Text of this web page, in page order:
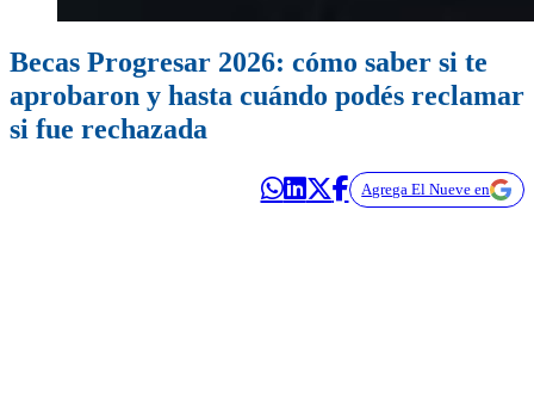
Becas Progresar 2026: cómo saber si te
aprobaron y hasta cuándo podés reclamar
si fue rechazada
Agrega El Nueve en